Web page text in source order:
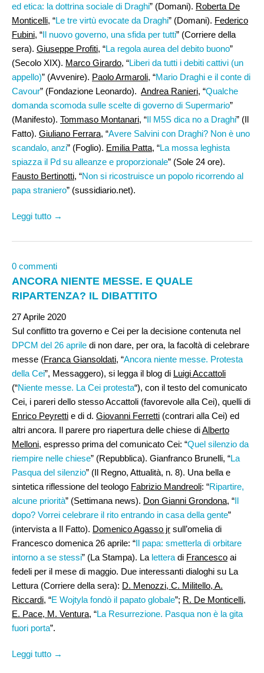
ed etica: la dottrina sociale di Draghi” (Domani). Roberta De
Monticelli, “Le tre virtù evocate da Draghi” (Domani). Federico
Fubini, “Il nuovo governo, una sfida per tutti” (Corriere della
sera). Giuseppe Profiti, “La regola aurea del debito buono”
(Secolo XIX). Marco Girardo, “Liberi da tutti i debiti cattivi (un
appello)” (Avvenire). Paolo Armaroli, “Mario Draghi e il conte di
Cavour” (Fondazione Leonardo). Andrea Ranieri, “Qualche
domanda scomoda sulle scelte di governo di Supermario”
(Manifesto). Tommaso Montanari, “Il M5S dica no a Draghi” (Il
Fatto). Giuliano Ferrara, “Avere Salvini con Draghi? Non è uno
scandalo, anzi” (Foglio). Emilia Patta, “La mossa leghista
spiazza il Pd su alleanze e proporzionale” (Sole 24 ore).
Fausto Bertinotti, “Non si ricostruisce un popolo ricorrendo al
papa straniero” (sussidiario.net).
Leggi tutto →
0 commenti
ANCORA NIENTE MESSE. E QUALE
RIPARTENZA? IL DIBATTITO
27 Aprile 2020
Sul conflitto tra governo e Cei per la decisione contenuta nel
DPCM del 26 aprile di non dare, per ora, la facoltà di celebrare
messe (Franca Giansoldati, “Ancora niente messe. Protesta
della Cei”, Messaggero), si legga il blog di Luigi Accattoli
(“Niente messe. La Cei protesta“), con il testo del comunicato
Cei, i pareri dello stesso Accattoli (favorevole alla Cei), quelli di
Enrico Peyretti e di d. Giovanni Ferretti (contrari alla Cei) ed
altri ancora. Il parere pro riapertura delle chiese diAlberto
Melloni, espresso prima del comunicato Cei: “Quel silenzio da
riempire nelle chiese” (Repubblica). Gianfranco Brunelli, “La
Pasqua del silenzio” (Il Regno, Attualità, n. 8). Una bella e
sintetica riflessione del teologo Fabrizio Mandreoli: “Ripartire,
alcune priorità” (Settimana news). Don Gianni Grondona, “Il
dopo? Vorrei celebrare il rito entrando in casa della gente”
(intervista a Il Fatto). Domenico Agasso jr sull’omelia di
Francesco domenica 26 aprile: “Il papa: smetterla di orbitare
intorno a se stessi” (La Stampa). La lettera di Francesco ai
fedeli per il mese di maggio. Due interessanti dialoghi su La
Lettura (Corriere della sera): D. Menozzi, C. Militello, A.
Riccardi, “E Wojtyla fondò il papato globale”; R. De Monticelli,
E. Pace, M. Ventura, “La Resurrezione. Pasqua non è la gita
fuori porta”.
Leggi tutto →